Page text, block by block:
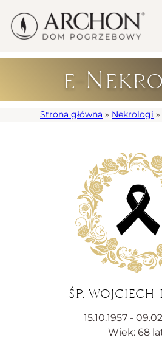
e-
Strona główna » Nekrologi »
ŚP. WOJCIECH
15.10.1957 -
Wiek: 68